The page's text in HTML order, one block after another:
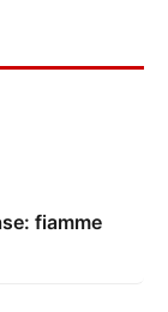
fiamme